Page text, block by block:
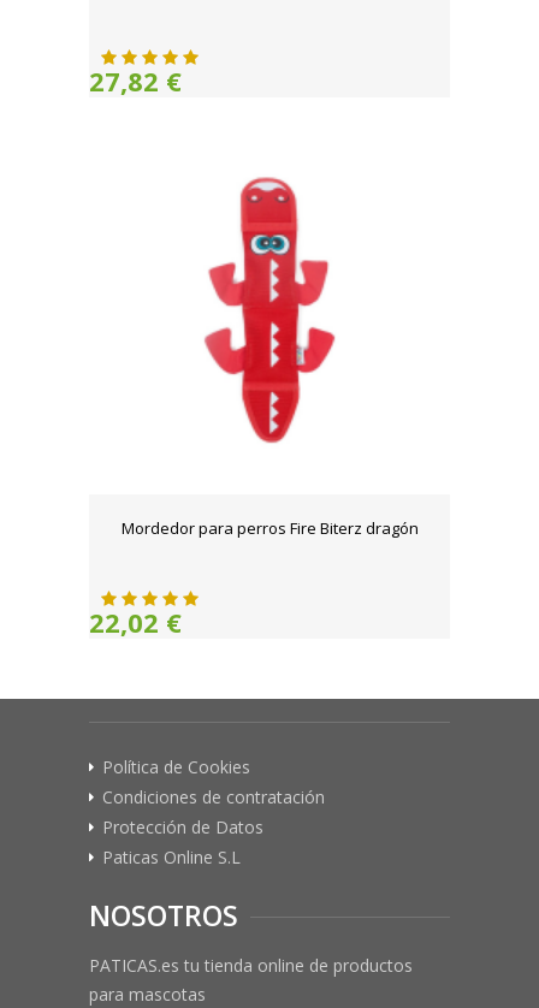
27,82 €
Mordedor para perros Fire Biterz dragón
22,02 €
Política de Cookies
Condiciones de contratación
Protección de Datos
Paticas Online S.L
NOSOTROS
PATICAS.es tu tienda online de productos
para mascotas